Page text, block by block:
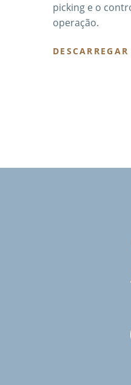
picking e o
operação.
DESCARREGAR